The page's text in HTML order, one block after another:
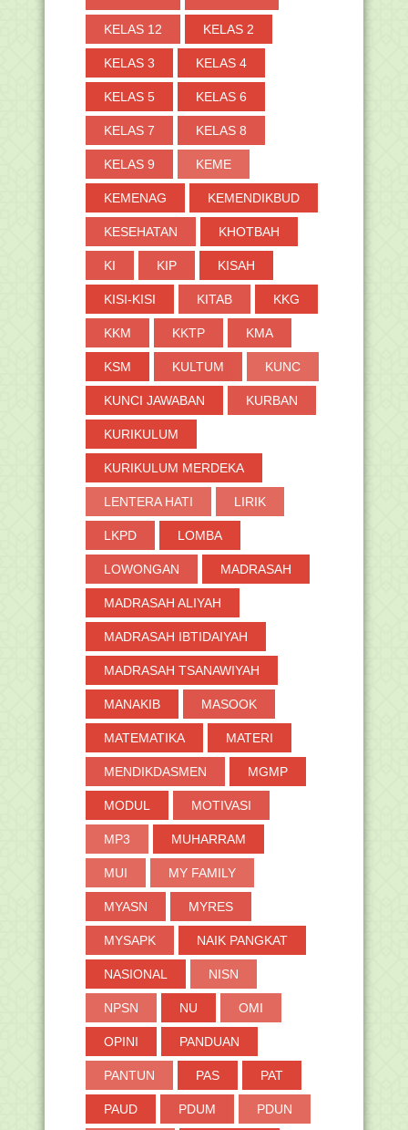
KELAS 12 KELAS 2
KELAS 3 KELAS 4
KELAS 5 KELAS 6
KELAS 7 KELAS 8
KELAS 9 KEME
KEMENAG KEMENDIKBUD
KESEHATAN KHOTBAH
KI KIP KISAH
KISI-KISI KITAB KKG
KKM KKTP KMA
KSM KULTUM KUNC
KUNCI JAWABAN KURBAN
KURIKULUM
KURIKULUM MERDEKA
LENTERA HATI LIRIK
LKPD LOMBA
LOWONGAN MADRASAH
MADRASAH ALIYAH
MADRASAH IBTIDAIYAH
MADRASAH TSANAWIYAH
MANAKIB MASOOK
MATEMATIKA MATERI
MENDIKDASMEN MGMP
MODUL MOTIVASI
MP3 MUHARRAM
MUI MY FAMILY
MYASN MYRES
MYSAPK NAIK PANGKAT
NASIONAL NISN
NPSN NU OMI
OPINI PANDUAN
PANTUN PAS PAT
PAUD PDUM PDUN